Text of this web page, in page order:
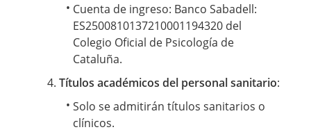
Cuenta de ingreso: Banco Sabadell:
ES2500810137210001194320 del
Colegio Oficial de Psicología de
Cataluña.
Títulos académicos del personal sanitario:
Solo se admitirán títulos sanitarios o
clínicos.